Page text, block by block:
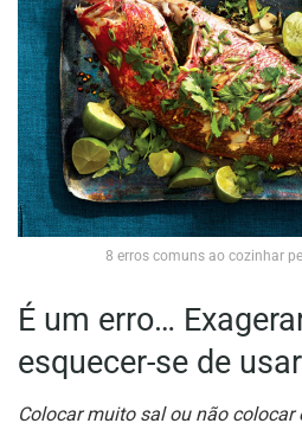
8 erros comuns ao cozinhar
É um erro…
esquecer-se de
Colocar muito sal ou não colocar